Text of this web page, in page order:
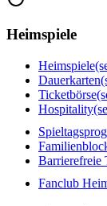
Heimspiele
Heimspiele
Dauerkarten
Ticketbörse
Hospitality
Barrierefreie
Fanclub